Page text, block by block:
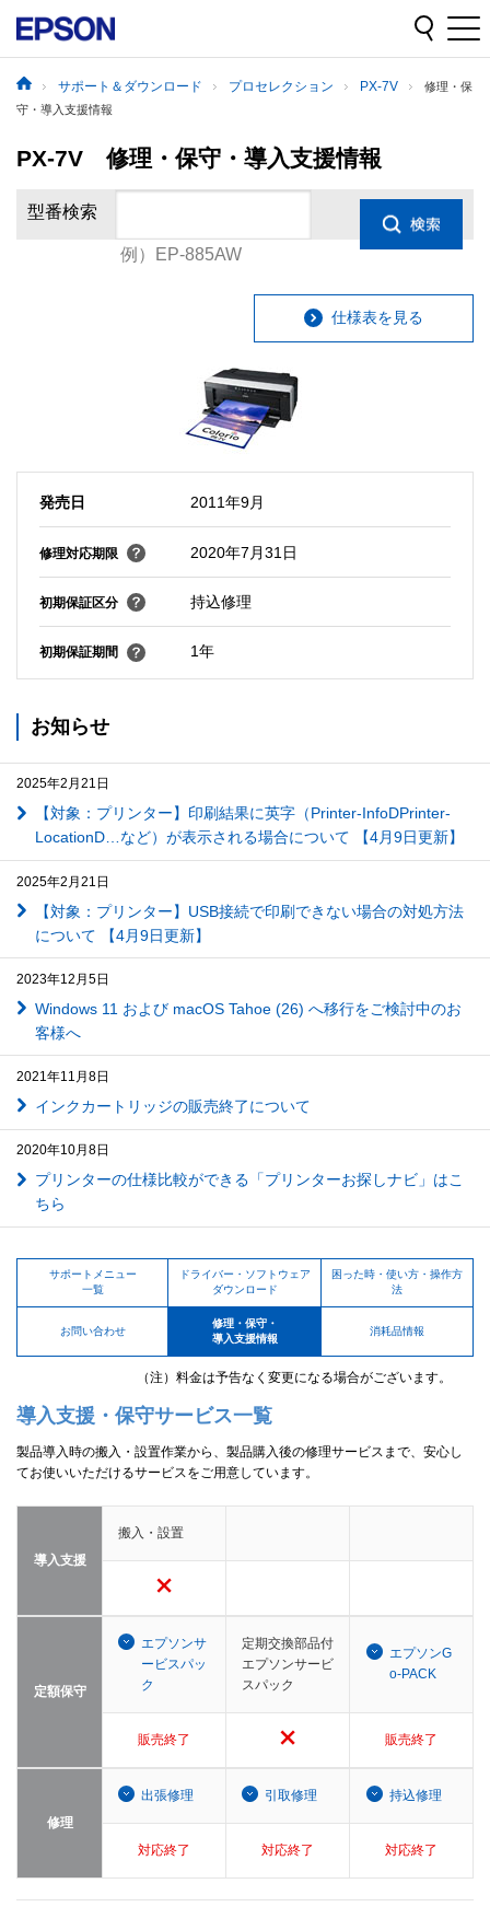
サポート＆ダウンロード プロセレクション PX-7V
修理・保
守・導入支援情報
PX-7V 修理・保守・導入支援情報
型番検索
例）EP-885AW
仕様表を見る
発売日 2011年9月
修理対応期限 2020年7月31日
初期保証区分 持込修理
初期保証期間 1年
お知らせ
2025年2月21日
【対象：プリンター】印刷結果に英字（Printer-InfoDPrinter-
LocationD…など）が表示される場合について 【4月9日更新】
2025年2月21日
【対象：プリンター】USB接続で印刷できない場合の対処方法
について 【4月9日更新】
2023年12月5日
Windows 11 および macOS Tahoe (26) へ移行をご検討中のお
客様へ
2021年11月8日
インクカートリッジの販売終了について
2020年10月8日
プリンターの仕様比較ができる「プリンターお探しナビ」はこ
ちら
サポートメニュー
一覧
ドライバー・ソフトウェア
ダウンロード
困った時・使い方・操作方
法
お問い合わせ
修理・保守・
導入支援情報
消耗品情報
（注）料金は予告なく変更になる場合がございます。
導入支援・保守サービス一覧
製品導入時の搬入・設置作業から、製品購入後の修理サービスまで、安心し
てお使いいただけるサービスをご用意しています。
導入支援
搬入・設置
定額保守
エプソンサ
ービスパッ
ク
定期交換部品付
エプソンサービ
スパック
エプソンG
o-PACK
販売終了 販売終了
修理
出張修理 引取修理 持込修理
対応終了 対応終了 対応終了